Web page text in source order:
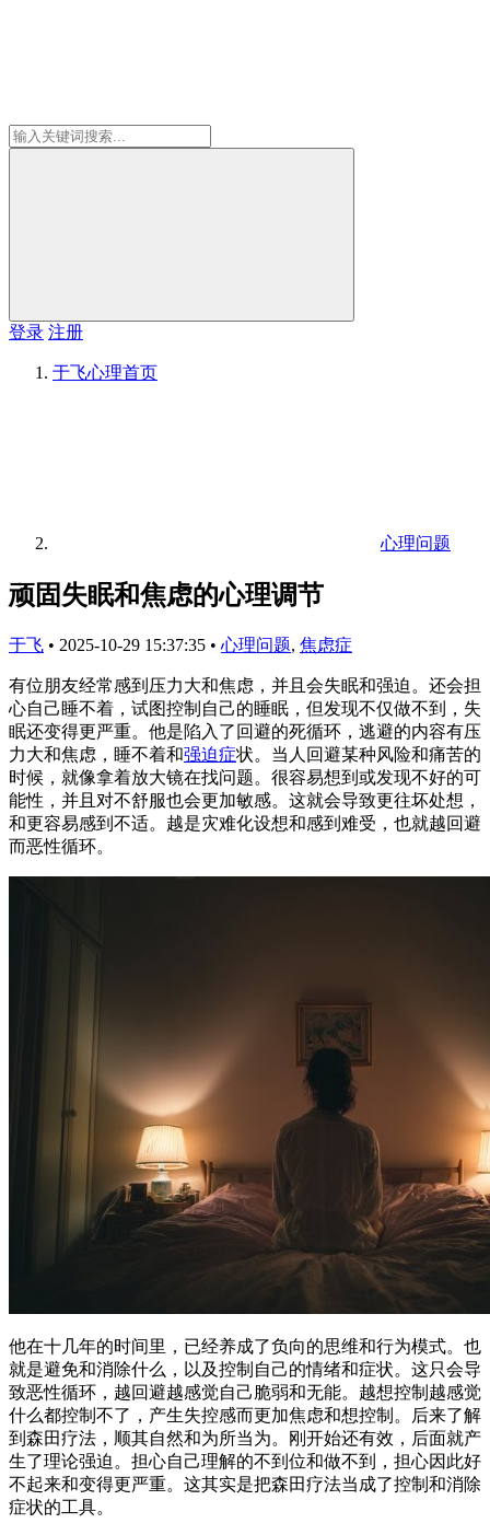
登录 注册
于飞心理首页
心理问题
顽固失眠和焦虑的心理调节
于飞 • 2025-10-29 15:37:35 • 心理问题, 焦虑症
有位朋友经常感到压力大和焦虑，并且会失眠和强迫。还会担
心自己睡不着，试图控制自己的睡眠，但发现不仅做不到，失
眠还变得更严重。他是陷入了回避的死循环，逃避的内容有压
力大和焦虑，睡不着和强迫症状。当人回避某种风险和痛苦的
时候，就像拿着放大镜在找问题。很容易想到或发现不好的可
能性，并且对不舒服也会更加敏感。这就会导致更往坏处想，
和更容易感到不适。越是灾难化设想和感到难受，也就越回避
而恶性循环。
他在十几年的时间里，已经养成了负向的思维和行为模式。也
就是避免和消除什么，以及控制自己的情绪和症状。这只会导
致恶性循环，越回避越感觉自己脆弱和无能。越想控制越感觉
什么都控制不了，产生失控感而更加焦虑和想控制。后来了解
到森田疗法，顺其自然和为所当为。刚开始还有效，后面就产
生了理论强迫。担心自己理解的不到位和做不到，担心因此好
不起来和变得更严重。这其实是把森田疗法当成了控制和消除
症状的工具。